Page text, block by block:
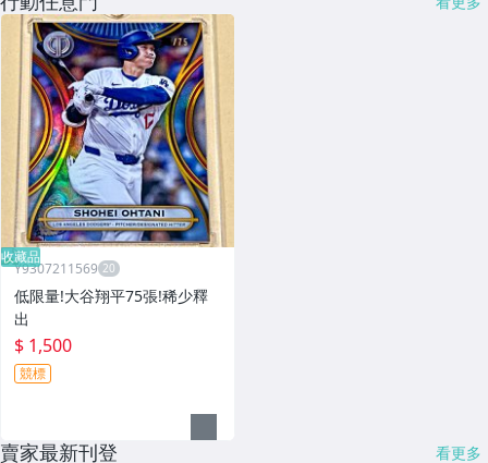
收藏品
Y9307211569
低限量!大谷翔平75張!稀少釋
出
$ 1,500
競標
賣家最新刊登 看更多